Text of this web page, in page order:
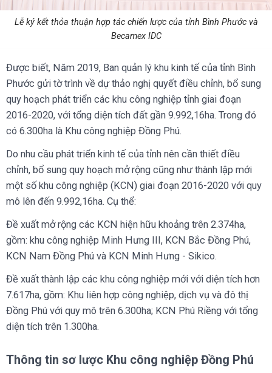
Lễ ký kết thỏa thuận hợp tác chiến lược của tỉnh Bình Phước và
Becamex IDC
Được biết, Năm 2019, Ban quản lý khu kinh tế của tỉnh Bình
Phước gửi tờ trình về dự thảo nghị quyết điều chỉnh, bổ sung
quy hoạch phát triển các khu công nghiệp tỉnh giai đoạn
2016-2020, với tổng diện tích đất gần 9.992,16ha. Trong đó
có 6.300ha là Khu công nghiệp Đồng Phú.
Do nhu cầu phát triển kinh tế của tỉnh nên cần thiết điều
chỉnh, bổ sung quy hoạch mở rộng cũng như thành lập mới
một số khu công nghiệp (KCN) giai đoạn 2016-2020 với quy
mô lên đến 9.992,16ha. Cụ thể:
Đề xuất mở rộng các KCN hiện hữu khoảng trên 2.374ha,
gồm: khu công nghiệp Minh Hưng III, KCN Bắc Đồng Phú,
KCN Nam Đồng Phú và KCN Minh Hưng - Sikico.
Đề xuất thành lập các khu công nghiệp mới với diện tích hơn
7.617ha, gồm: Khu liên hợp công nghiệp, dịch vụ và đô thị
Đồng Phú với quy mô trên 6.300ha; KCN Phú Riềng với tổng
diện tích trên 1.300ha.
Thông tin sơ lược Khu công nghiệp Đồng Phú